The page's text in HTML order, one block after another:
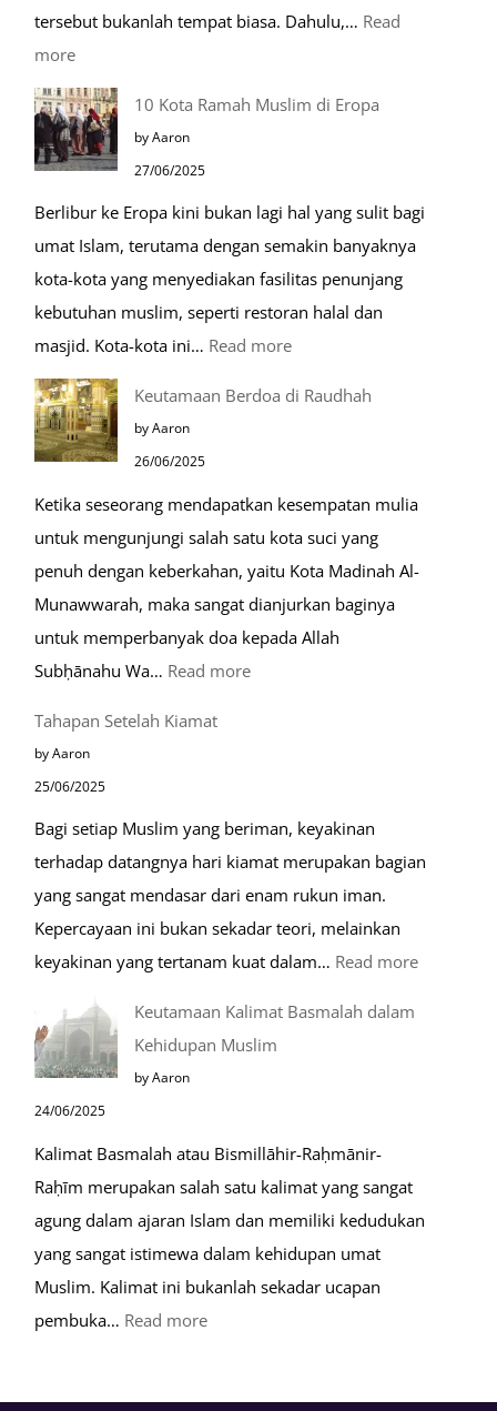
tersebut bukanlah tempat biasa. Dahulu,… Read
more:
Tiga
Makam
Mulia
Masjid
Nabawi
10 Kota Ramah Muslim di Eropa
by Aaron
27/06/2025
Berlibur ke Eropa kini bukan lagi hal yang sulit bagi
umat Islam, terutama dengan semakin banyaknya
kota-kota yang menyediakan fasilitas penunjang
kebutuhan muslim, seperti restoran halal dan
masjid. Kota-kota ini… Read more:
di
Eropa
Keutamaan Berdoa di Raudhah
by Aaron
26/06/2025
Ketika seseorang mendapatkan kesempatan mulia
untuk mengunjungi salah satu kota suci yang
penuh dengan keberkahan, yaitu Kota Madinah Al-
Munawwarah, maka sangat dianjurkan baginya
untuk memperbanyak doa kepada Allah
Subḥānahu Wa… Read more:
Tahapan Setelah Kiamat
by Aaron
25/06/2025
Bagi setiap Muslim yang beriman, keyakinan
terhadap datangnya hari kiamat merupakan bagian
yang sangat mendasar dari enam rukun iman.
Kepercayaan ini bukan sekadar teori, melainkan
keyakinan yang tertanam kuat dalam… Read more:
Keutamaan Kalimat Basmalah dalam
Kehidupan Muslim
by Aaron
24/06/2025
Kalimat Basmalah atau Bismillāhir-Raḥmānir-
Raḥīm merupakan salah satu kalimat yang sangat
agung dalam ajaran Islam dan memiliki kedudukan
yang sangat istimewa dalam kehidupan umat
Muslim. Kalimat ini bukanlah sekadar ucapan
pembuka… Read more: